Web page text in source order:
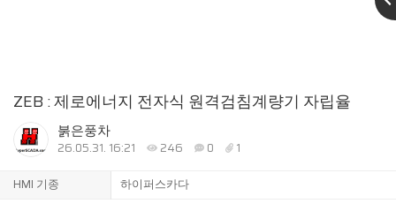
ZEB : 제로에너지 전자식 원격검침계량기 자립율
붉은풍차
26.05.31. 16:21 246 0 1
HMI 기종 하이퍼스카다